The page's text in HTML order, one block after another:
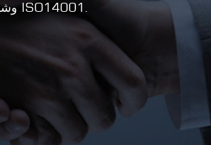
حصلت الشركة على نظام إدارة الجودة ISO9001 وشهادة نظام إدارة البيئة ISO14001.